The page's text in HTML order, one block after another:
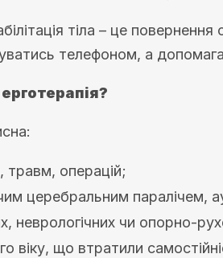
тіла – це
телефоном, а
травм, операцій;
церебральним паралічем,
неврологічних чи опорно-
віку, що втратили